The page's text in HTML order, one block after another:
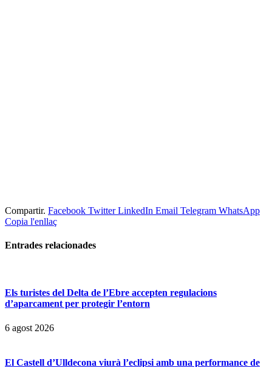
Compartir. Facebook Twitter LinkedIn Email Telegram WhatsApp
Copia l'enllaç
Entrades relacionades
Els turistes del Delta de l’Ebre accepten regulacions
d’aparcament per protegir l’entorn
6 agost 2026
El Castell d’Ulldecona viurà l’eclipsi amb una performance de